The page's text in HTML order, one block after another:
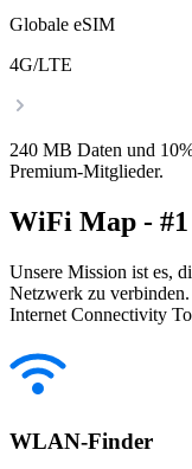
Globale eSIM
4G/LTE
240 MB Daten und
Premium-Mitglieder.
WiFi Map -
Unsere Mission ist es,
Netzwerk zu
Internet Connectivity
WLAN-Finder